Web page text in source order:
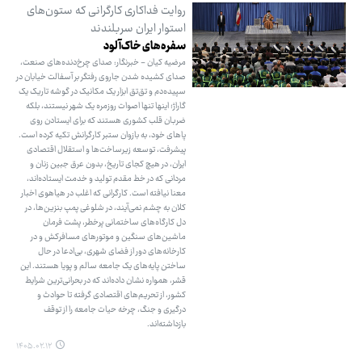
روایت فداکاری کارگرانی که ستون‌های
استوار ایران سربلندند
سفره‌های خاک‌آلود
مرضیه کیان - خبرنگار: صدای چرخ‌دنده‌های صنعت،
صدای کشیده شدن جاروی رفتگر بر آسفالت خیابان در
سپیده‌دم و تق‌تق ابزار یک مکانیک در گوشه تاریک یک
گاراژ؛ اینها تنها اصوات روزمره یک شهر نیستند، بلکه
ضربان قلب کشوری هستند که برای ایستادن روی
پاهای خود، به بازوان ستبر کارگرانش تکیه کرده است.
پیشرفت، توسعه زیرساخت‌ها و استقلال اقتصادی
ایران، در هیچ کجای تاریخ، بدون عرق جبین زنان و
مردانی که در خط مقدم تولید و خدمت ایستاده‌اند،
معنا نیافته است. کارگرانی که اغلب در هیاهوی اخبار
کلان به چشم نمی‌آیند، در شلوغی پمپ بنزین‌ها، در
دل کارگاه‌های ساختمانی پرخطر، پشت فرمان
ماشین‌های سنگین و موتورهای مسافرکش و در
کارخانه‌های دور از فضای شهری، بی‌ادعا در حال
ساختن پایه‌های یک جامعه سالم و پویا هستند. این
قشر، همواره نشان داده‌اند که در بحرانی‌ترین شرایط
کشور، از تحریم‌های اقتصادی گرفته تا حوادث و
درگیری و جنگ، چرخه حیات جامعه را از توقف
بازداشته‌اند.
۱۴۰۵.۰۲.۱۲